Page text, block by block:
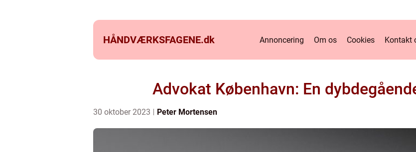
HÅNDVÆRKSFAGENE.dk Annoncering Om os Cookies Kontakt
Advokat København: En
30 oktober 2023 Peter Mortensen